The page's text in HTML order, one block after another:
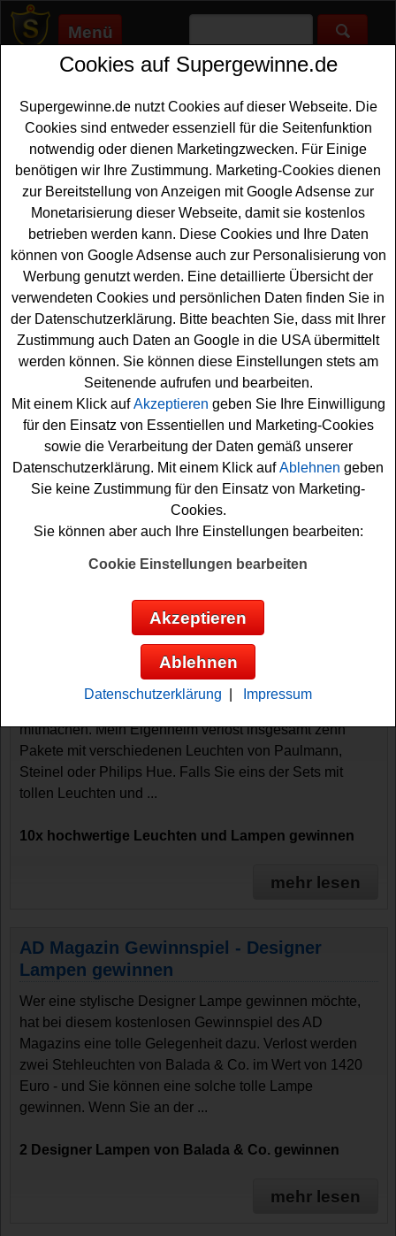
Menü
Supergewinne.de>Gewinnspiele>Lampen
Lampen gewinnen - Lampen
Gewinnspiel
Aktuelle Lampen Gewinnspiele 2026 bei Supergewinne.de
✅ Jetzt kostenlos mitmachen und mit etwas Glück eine
Lampen gewinnen. ✅
Anzeige:
Gewinnsumme ▲ ▼ Gewinnanzahl
Mein Eigenheim Gewinnspiel - tolle
Lampen gewinnen
Wer gern hochwertige Lampen gewinnen möchte, sollte
mitmachen. Mein Eigenheim verlost insgesamt zehn
Pakete mit verschiedenen Leuchten von Paulmann,
Steinel oder Philips Hue. Falls Sie eins der Sets mit
tollen Leuchten und ...
10x hochwertige Leuchten und Lampen gewinnen
mehr lesen
AD Magazin Gewinnspiel - Designer
Lampen gewinnen
Wer eine stylische Designer Lampe gewinnen möchte,
hat bei diesem kostenlosen Gewinnspiel des AD
Magazins eine tolle Gelegenheit dazu. Verlost werden
zwei Stehleuchten von Balada & Co. im Wert von 1420
Euro - und Sie können eine solche tolle Lampe
gewinnen. Wenn Sie an der ...
2 Designer Lampen von Balada & Co. gewinnen
mehr lesen
Cookies auf Supergewinne.de
Supergewinne.de nutzt Cookies auf dieser Webseite. Die
Cookies sind entweder essenziell für die Seitenfunktion
notwendig oder dienen Marketingzwecken. Für Einige
benötigen wir Ihre Zustimmung. Marketing-Cookies dienen
zur Bereitstellung von Anzeigen mit Google Adsense zur
Monetarisierung dieser Webseite, damit sie kostenlos
betrieben werden kann. Diese Cookies und Ihre Daten
können von Google Adsense auch zur Personalisierung von
Werbung genutzt werden. Eine detaillierte Übersicht der
verwendeten Cookies und persönlichen Daten finden Sie in
der Datenschutzerklärung. Bitte beachten Sie, dass mit Ihrer
Zustimmung auch Daten an Google in die USA übermittelt
werden können. Sie können diese Einstellungen stets am
Seitenende aufrufen und bearbeiten.
Mit einem Klick aufAkzeptieren geben Sie Ihre Einwilligung
für den Einsatz von Essentiellen und Marketing-Cookies
sowie die Verarbeitung der Daten gemäß unserer
Datenschutzerklärung. Mit einem Klick aufAblehnen geben
Sie keine Zustimmung für den Einsatz von Marketing-
Cookies.
Sie können aber auch Ihre Einstellungen bearbeiten:
Cookie Einstellungen bearbeiten
Akzeptieren
Ablehnen
Datenschutzerklärung Impressum